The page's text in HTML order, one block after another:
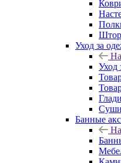
Уход за
Уход
Банные